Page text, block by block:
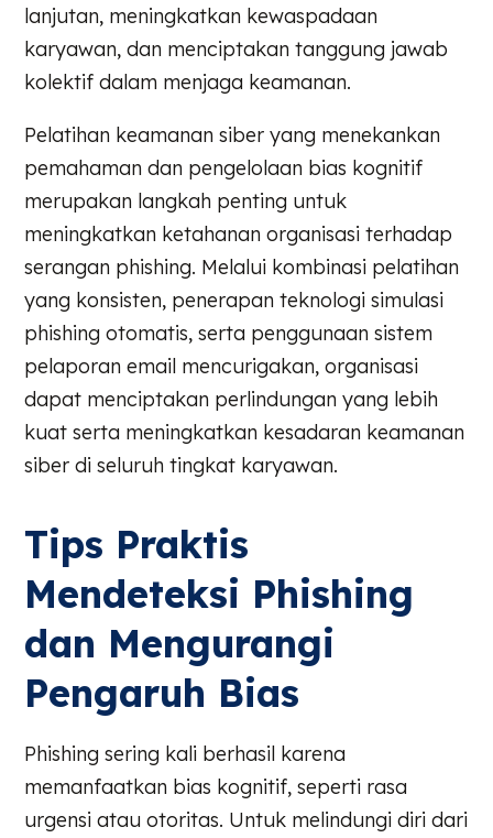
lanjutan, meningkatkan kewaspadaan
karyawan, dan menciptakan tanggung jawab
kolektif dalam menjaga keamanan.
Pelatihan keamanan siber yang menekankan
pemahaman dan pengelolaan bias kognitif
merupakan langkah penting untuk
meningkatkan ketahanan organisasi terhadap
serangan phishing. Melalui kombinasi pelatihan
yang konsisten, penerapan teknologi simulasi
phishing otomatis, serta penggunaan sistem
pelaporan email mencurigakan, organisasi
dapat menciptakan perlindungan yang lebih
kuat serta meningkatkan kesadaran keamanan
siber di seluruh tingkat karyawan.
Tips Praktis
Mendeteksi Phishing
dan Mengurangi
Pengaruh Bias
Phishing sering kali berhasil karena
memanfaatkan bias kognitif, seperti rasa
urgensi atau otoritas. Untuk melindungi diri dari